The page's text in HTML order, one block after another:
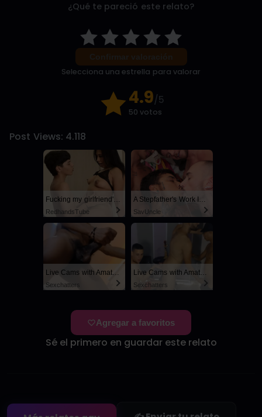
¿Qué te pareció este relato?
Selecciona una estrella para valorar
4.9/5
50 votos
Post Views: 4.118
Fucking my girlfriend's hot mommy by mistake
RedhandsTube
A Stepfather's Work Is Never Done
SayUncle
Live Cams with Amateur Men
Sexchatters
Live Cams with Amateur Men
Sexchatters
Agregar a favoritos
Sé el primero en guardar este relato